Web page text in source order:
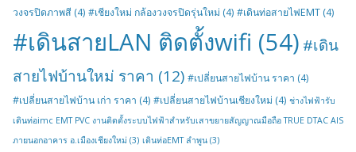
วงจรปิดภาพสี (4) #เชียงใหม่ กล้องวงจรปิดรุ่นใหม่ (4) #เดินท่อสายไฟEMT (4)
#เดินสายLAN ติดตั้งwifi (54) #เดิน
สายไฟบ้านใหม่ ราคา (12) #เปลี่ยนสายไฟบ้าน ราคา (4)
#เปลี่ยนสายไฟบ้าน เก่า ราคา (4) #เปลี่ยนสายไฟบ้านเชียงใหม่ (4) ช่างไฟฟ้ารับ
เดินท่อimc EMT PVC งานติดตั้งระบบไฟฟ้าสำหรับเสาขยายสัญญาณมือถือ TRUE DTAC AIS
ภายนอกอาคาร อ.เมืองเชียงใหม่ (3) เดินท่อEMT ลำพูน (3)